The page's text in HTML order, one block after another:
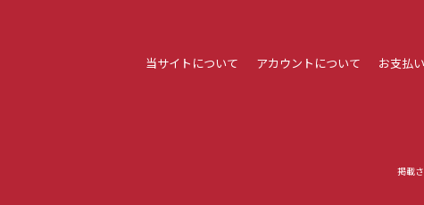
当サイトについて アカウントについて お支払
掲載